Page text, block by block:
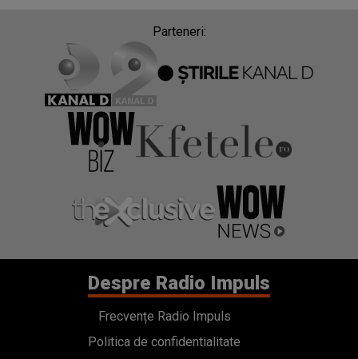
Parteneri:
Despre Radio Impuls
Frecvențe Radio Impuls
Politica de confidentialitate